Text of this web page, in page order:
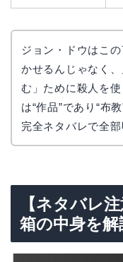
ジョン・ドウはこ
かせるんじゃなく
む」ために殺人を
は“作品”であり“布
完全ネタバレで全部
【ネタバレ
箱の中身を解